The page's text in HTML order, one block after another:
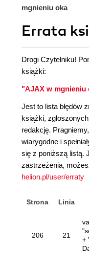
mgnieniu oka
Errata
Drogi Czytelniku!
książki:
"AJAX w mgnieniu
Jest to lista błędów
książki,
redakcję.
wiarygodne i
się z poniższą listą.
zastrzeżenia,
helion.pl/user/erraty
Strona Linia
206 21
+